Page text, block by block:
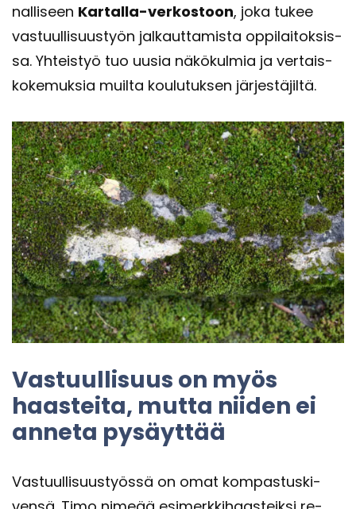
nal­li­seen Kartalla-​verkostoon, joka tukee
vas­tuul­li­suus­työn jal­kaut­ta­mis­ta op­pi­lai­tok­sis­
sa. Yh­teis­työ tuo uusia nä­kö­kul­mia ja ver­tais­
ko­ke­muk­sia muil­ta kou­lu­tuk­sen jär­jes­tä­jil­tä.
Vas­tuul­li­suus on myös
haas­tei­ta, mutta nii­den ei
an­ne­ta py­säyt­tää
Vas­tuul­li­suus­työs­sä on omat kom­pas­tus­ki­